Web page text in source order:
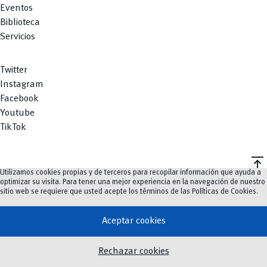
Eventos
Biblioteca
Servicios
Twitter
Instagram
Facebook
Youtube
TikTok
vertical_align_top
©2023-2026UCuenca.
Utilizamos cookies propias y de terceros para recopilar información que ayuda a
optimizar su visita. Para tener una mejor experiencia en la navegación de nuestro
sitio web se requiere que usted acepte los términos de las Políticas de Cookies.
Aceptar cookies
Rechazar cookies